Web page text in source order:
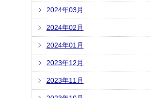
2024年03月
2024年02月
2024年01月
2023年12月
2023年11月